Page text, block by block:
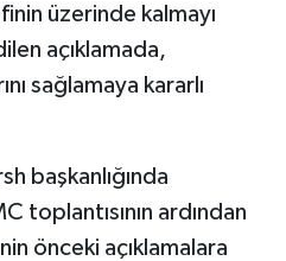
üzerinde kalmayı
açıklamada,
sağlamaya kararlı
başkanlığında
toplantısının ardından
önceki açıklamalara